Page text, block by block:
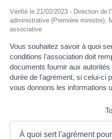
Vérifié le 21/02/2023 - Direction de
administrative (Première ministre),
associative
Vous souhaitez savoir à quoi
conditions l'association doit
documents fournir aux
durée de l'agrément, si celui-ci
vous donnons les informations
À quoi sert l'agrément